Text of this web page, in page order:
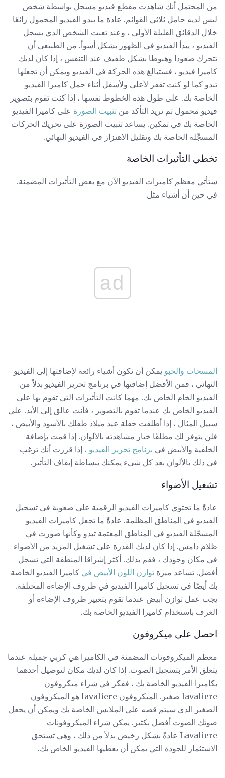
من المحتمل أنك شاهدت مقطع فيديو مسجل بواسطة شخص
ليس لديه حامل ثلاثي القوائم. عادة ما يبدو الفيديو المحمول رائعًا
خلال الدقائق القليلة الأولى ، وعند تعبت الشخص الذي يسجل
الفيديو ، يبدأ الفيديو في الظهور بشكل أسوأ. من الطبيعي أن
تتحرك صعودا وهبوطا بشكل طفيف عند التنفس ، إذا كان لديك
كاميرا فيديو ، فستبالغ هذه الحركة في الفيديو ويمكن أن تجعلها
تبدو كما لو كنت تقفز لأعلى ولأسفل أثناء حمل كاميرا الفيديو
الخاصة بك. على طول هذه الخطوط نفسها ، إذا كنت تقوم بتصوير
فيديو محمول ثم تريد التأكد من تثبيت الصورة على كاميرا الفيديو
الخاصة بك في تمكين. يساعد تثبيت الصورة على تحريك الحركات
المسجِّلة الخاصة بك وتقليل الاهتزاز في الفيديو النهائي.
تخطي التأثيرات الخاصة
ستأتي معظم كاميرات الفيديو الآن مع بعض التأثيرات المضمنة.
في حين أن أشياء مثل
ad
المسحات والخبو يمكن أن تكون أشياء رائعة لإضافتها إلى الفيديو
النهائي ، فمن الأفضل إضافتها في برنامج تحرير الفيديو بدلاً من
الفيديو الخام الخاص بك. مهما كانت التأثيرات التي تقوم بها على
الفيديو الخاص بك عندما تقوم بالتصوير ، فأنت عالق إلى الأبد. على
سبيل المثال ، إذا أطلقت حفلة عيد ميلاد طفلك بالأسود والأبيض ،
فلن يتوفر لك مطلقًا خيار مشاهدته بالألوان. إذا قمت بإضافة
الخلفية والأبيض في برنامج تحرير الفيديو ، إذا قررت أنك ترغب
في ذلك بالألوان بعد كل شيء يمكنك ببساطة إيقاف التأثير.
تشغيل الأضواء
عادةً ما تحتوي كاميرات الفيديو الرقمية على صعوبة في تسجيل
الفيديو في المناطق المظلمة. عادةً ما تجعل كاميرات الفيديو
المسجّلة الفيديو في المناطق المعتمة تبدو وكأنها صورت في
ظلام دامس. إذا كان لديك القدرة على تشغيل المزيد من الأضواء
في مكان وجودك ، فقم بذلك. أكثر إشراقا المنطقة التي تسجل
أفضل. تساعد ميزة توازن اللون الأبيض في كاميرا الفيديو الخاصة
بك أيضًا في تسجيل كاميرا الفيديو في ظروف الإضاءة المختلفة.
يجب عمل توازن أبيض عندما تقوم بتغيير ظروف الإضاءة أو
الغرف باستخدام كاميرا الفيديو الخاصة بك.
احصل على ميكروفون
معظم الميكروفونات المضمنة في الكاميرا هي كربي جميلة عندما
يتعلق الأمر بتسجيل الصوت. إذا كان لديك مكان لتوصيل أحدهما
بكاميرا الفيديو الخاصة بك ، ففكر في شراء ميكروفون
lavaliere صغير. الميكروفون lavaliere هو الميكروفون
الصغير الذي سيتم قصه على الملابس الخاصة بك ويمكن أن يجعل
صوتك الصوت أفضل بكثير. يمكن شراء الميكروفونات
Lavaliere عادةً بشكل رخيص بدلاً من ذلك ، وهي تستحق
الاستثمار للجودة التي يمكن أن يعطيها الفيديو الخاص بك.